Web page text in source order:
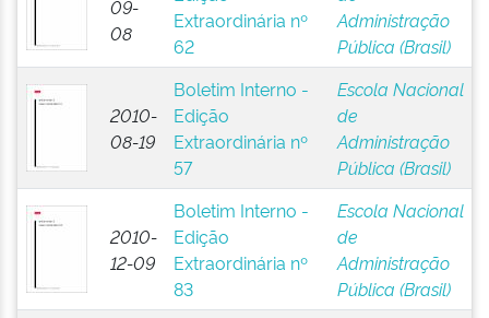
09-
08
Extraordinária nº
62
Administração
Pública (Brasil)
2010-
08-19
Boletim Interno -
Edição
Extraordinária nº
57
Escola Nacional
de
Administração
Pública (Brasil)
2010-
12-09
Boletim Interno -
Edição
Extraordinária nº
83
Escola Nacional
de
Administração
Pública (Brasil)